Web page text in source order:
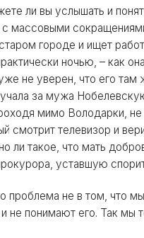
ли вы услышать и
массовыми
городе и ищет
ночью, – как
не уверен, что его там
за мужа
мимо Володарки,
телевизор и
такое, что мать
уставшую
проблема не в том, что
понимают его. Так мы